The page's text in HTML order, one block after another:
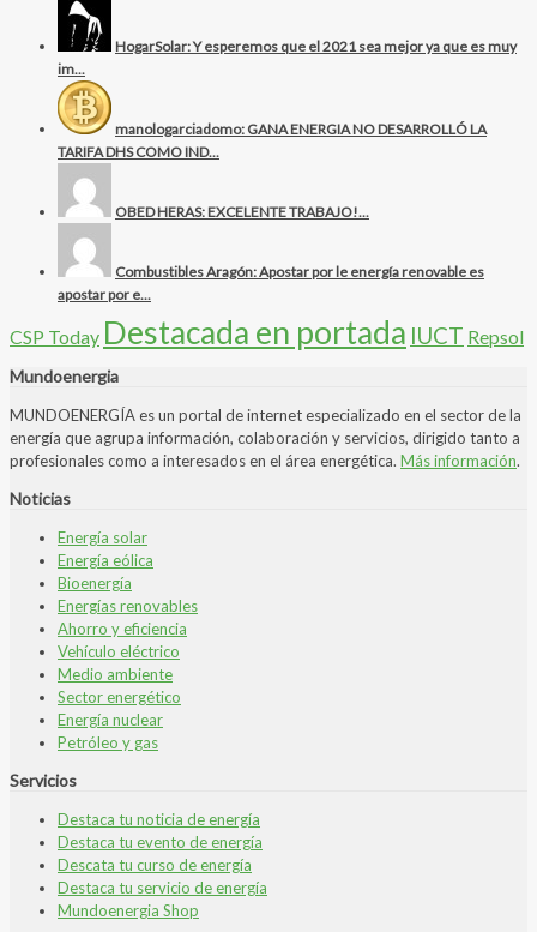
HogarSolar: Y esperemos que el 2021 sea mejor ya que es muy
im...
manologarciadomo: GANA ENERGIA NO DESARROLLÓ LA
TARIFA DHS COMO IND...
OBED HERAS: EXCELENTE TRABAJO!...
Combustibles Aragón: Apostar por le energía renovable es
apostar por e...
CSP Today Destacada en portada IUCT Repsol
Mundoenergia
MUNDOENERGÍA es un portal de internet especializado en el sector de la
energía que agrupa información, colaboración y servicios, dirigido tanto a
profesionales como a interesados en el área energética. Más información.
Noticias
Energía solar
Energía eólica
Bioenergía
Energías renovables
Ahorro y eficiencia
Vehículo eléctrico
Medio ambiente
Sector energético
Energía nuclear
Petróleo y gas
Servicios
Destaca tu noticia de energía
Destaca tu evento de energía
Descata tu curso de energía
Destaca tu servicio de energía
Mundoenergia Shop